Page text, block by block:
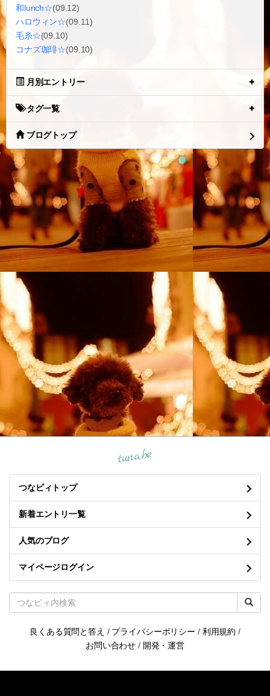
和lunch☆(09.12)
ハロウィン☆(09.11)
毛糸☆(09.10)
コナズ珈琲☆(09.10)
月別エントリー
タグ一覧
ブログトップ
tuna.be
つなビィトップ
新着エントリ一覧
人気のブログ
マイページログイン
良くある質問と答え / プライバシーポリシー / 利用規約 /
お問い合わせ / 開発・運営